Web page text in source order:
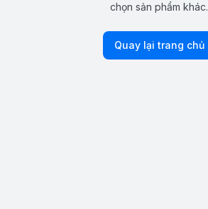
chọn sản phẩm khác.
Quay lại trang chủ